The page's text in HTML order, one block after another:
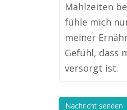
Mahlzeiten
fühle mich
meiner
Gefühl, dass
versorgt ist.
Nachricht senden